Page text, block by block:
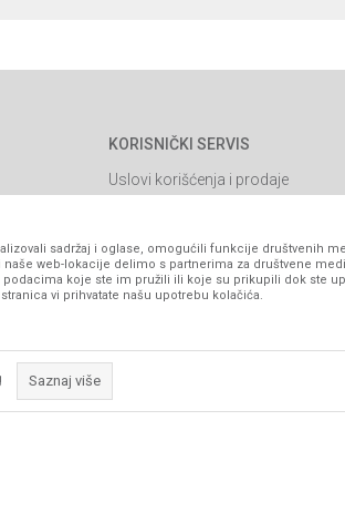
KORISNIČKI SERVIS
Uslovi korišćenja i prodaje
Kako kupiti
Isporuka
Načini plaćanja
Reklamacije
Povraćaj sredstava
sadržaj i oglase, omogućili funkcije društvenih
web-lokacije delimo s partnerima za društvene
koje ste im pružili ili koje su prikupili dok ste
vi prihvatate našu upotrebu kolačića.
Saznaj više